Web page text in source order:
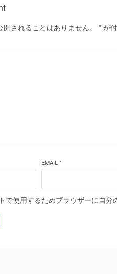
されることはありません。 * が
EMAIL *
で使用するためブラウザーに自分